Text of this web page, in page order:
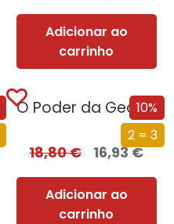
Adicionar ao
carrinho
10%
2 = 3
O Poder da Geografia
18,80€ 16,93€
Adicionar ao
carrinho